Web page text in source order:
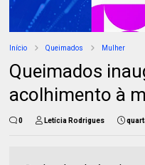
Início Queimados Mulher
Queimados
acolhimento à
0 Letícia Rodrigues